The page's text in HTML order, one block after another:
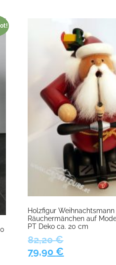
Holzfigur
Räuchermänchen auf
PT Deko ca. 20 cm
82,20€
Ursprünglicher
79,90 €